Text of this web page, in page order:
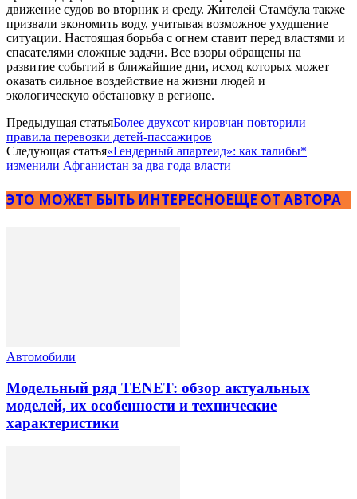
движение судов во вторник и среду. Жителей Стамбула также
призвали экономить воду, учитывая возможное ухудшение
ситуации. Настоящая борьба с огнем ставит перед властями и
спасателями сложные задачи. Все взоры обращены на
развитие событий в ближайшие дни, исход которых может
оказать сильное воздействие на жизни людей и
экологическую обстановку в регионе.
Предыдущая статьяБолее двухсот кировчан повторили
правила перевозки детей-пассажиров
Следующая статья«Гендерный апартеид»: как талибы*
изменили Афганистан за два года власти
ЭТО МОЖЕТ БЫТЬ ИНТЕРЕСНОЕЩЕ ОТ АВТОРА
Автомобили
Модельный ряд TENET: обзор актуальных
моделей, их особенности и технические
характеристики